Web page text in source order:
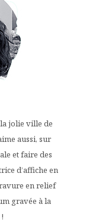
jolie ville de
aussi, sur
et faire des
d’affiche en
en relief
gravée à la